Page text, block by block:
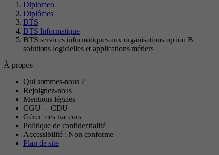
Diplomeo
Diplômes
BTS
BTS Informatique
BTS services informatiques aux organisations option B
solutions logicielles et applications métiers
À propos
Qui sommes-nous ?
Rejoignez-nous
Mentions légales
CGU - CDU
Gérer mes traceurs
Politique de confidentialité
Accessibilité : Non conforme
Plan de site